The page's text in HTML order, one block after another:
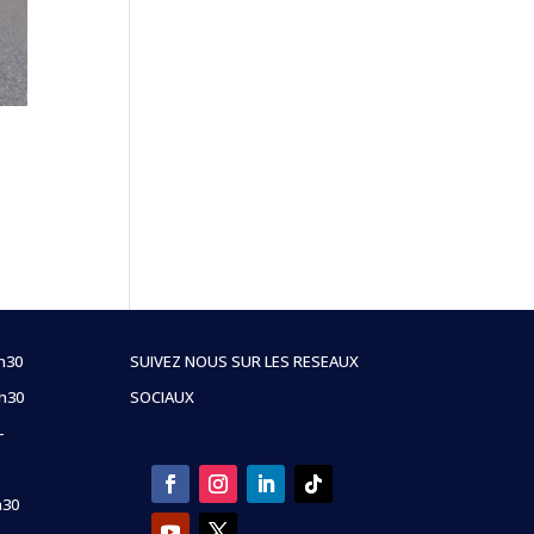
SUIVEZ NOUS SUR LES RESEAUX
SOCIAUX